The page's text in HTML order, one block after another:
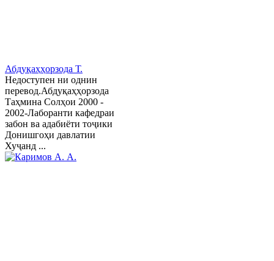
Абдуқаҳҳорзода Т.
Недоступен ни однин
перевод.Абдуқаҳҳорзода
Таҳмина Солҳои 2000 -
2002-Лаборанти кафедраи
забон ва адабиёти тоҷики
Донишгоҳи давлатии
Хуҷанд ...